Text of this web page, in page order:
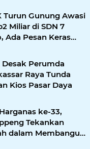
Turun Gunung Awasi
Miliar di SDN 7
Ada Pesan Keras
Perumda
Raya Tunda
Kios Pasar Daya
ke-33,
Tekankan
dalam Membangun